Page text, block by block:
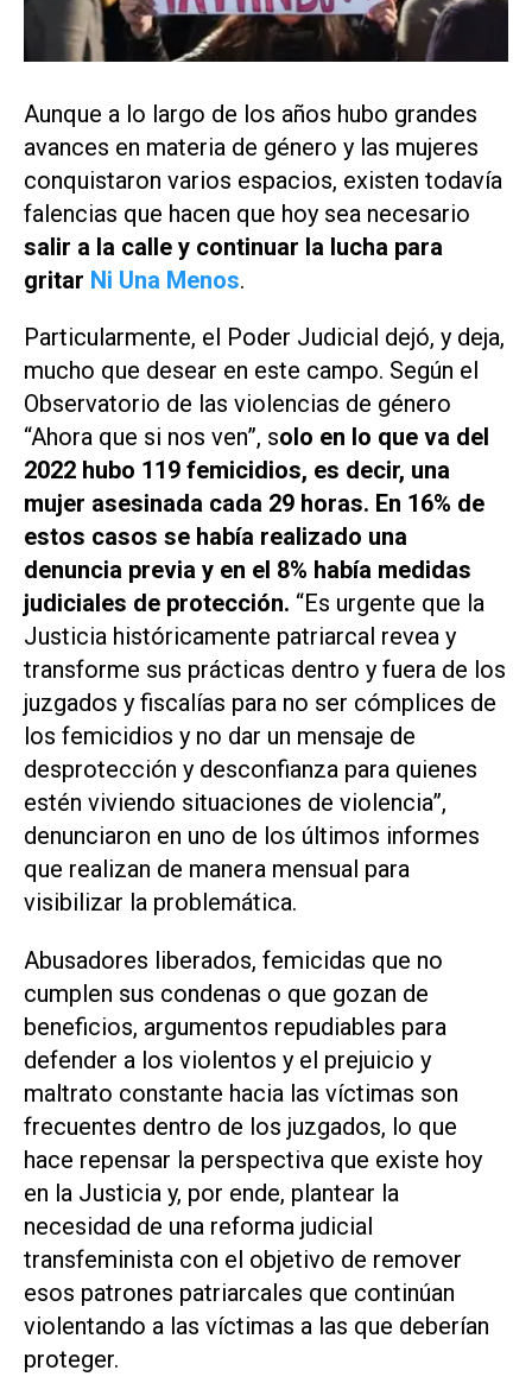
Aunque a lo largo de los años hubo grandes
avances en materia de género y las mujeres
conquistaron varios espacios, existen todavía
falencias que hacen que hoy sea necesario
salir a la calle y continuar la lucha para
gritar Ni Una Menos.
Particularmente, el Poder Judicial dejó, y deja,
mucho que desear en este campo. Según el
Observatorio de las violencias de género
“Ahora que si nos ven”, solo en lo que va del
2022 hubo 119 femicidios, es decir, una
mujer asesinada cada 29 horas. En 16% de
estos casos se había realizado una
denuncia previa y en el 8% había medidas
judiciales de protección. “Es urgente que la
Justicia históricamente patriarcal revea y
transforme sus prácticas dentro y fuera de los
juzgados y fiscalías para no ser cómplices de
los femicidios y no dar un mensaje de
desprotección y desconfianza para quienes
estén viviendo situaciones de violencia”,
denunciaron en uno de los últimos informes
que realizan de manera mensual para
visibilizar la problemática.
Abusadores liberados, femicidas que no
cumplen sus condenas o que gozan de
beneficios, argumentos repudiables para
defender a los violentos y el prejuicio y
maltrato constante hacia las víctimas son
frecuentes dentro de los juzgados, lo que
hace repensar la perspectiva que existe hoy
en la Justicia y, por ende, plantear la
necesidad de una reforma judicial
transfeminista con el objetivo de remover
esos patrones patriarcales que continúan
violentando a las víctimas a las que deberían
proteger.